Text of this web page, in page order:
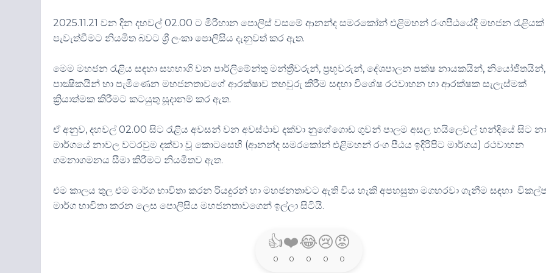
2025.11.21 වන දින දහවල් 02.00 ට මිරිහාන පොලිස් වසමේ ආනන්ද සමරකෝන් එළිමහන් රංගපීඨයේදී මහජන රැළියක්
පැවැත්වීමට නියමිත බවට ශ්‍රී ලංකා පොලිසිය දැනුවත් කර ඇත.
මෙම මහජන රැළිය සඳහා සහභාගි වන පාර්ලිමේන්තු මන්ත්‍රීවරුන්, ප්‍රභූවරුන්, දේශපාලන පක්ෂ නායකයින්, නියෝජිතයින්,
පාක්‍ෂිකයින් හා පැමිණෙන මහජනතාවගේ ආරක්ෂාව තහවුරු කිරීම සඳහා විශේෂ රථවාහන හා ආරක්ෂක සැලැස්මක්
ක්‍රියාත්මක කිරීමට කටයුතු සූදානම් කර ඇත.
ඒ අනුව, දහවල් 02.00 සිට රැළිය අවසන් වන අවස්ථාව දක්වා නුගේගොඩ ගුවන් පාලම අසල හයිලෙවල් හන්දියේ සිට
මාර්ගයේ නාවල වටරවුම දක්වා වූ කොටසෙහි (ආනන්ද සමරකෝන් එළිමහන් රංග පීඨය ඉදිරිපිට මාර්ගය) රථවාහන
ගමනාගමනය සීමා කිරීමට නියමිතව ඇත.
එම කාලය තුල එම මාර්ග භාවිතා කරන රියදුරන් හා මහජනතාවට ඇති විය හැකි අපහසුතා මගහරවා ගැනීම සඳහා
මාර්ග භාවිතා කරන ලෙස පොලිසිය මහජනතාවගෙන් ඉල්ලා සිටියි.
👍
0
❤️
0
😂
0
😢
0
😡
0